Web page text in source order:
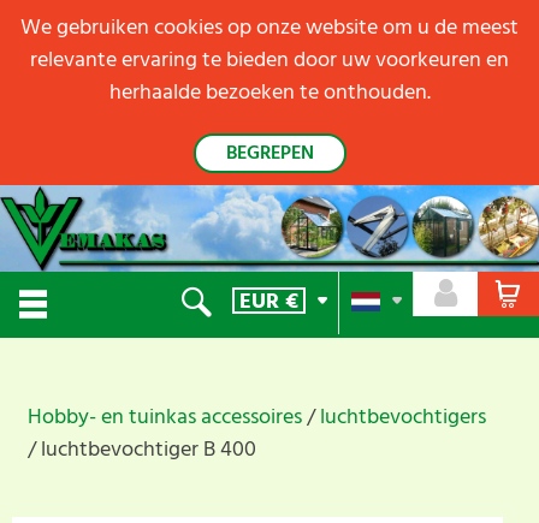
EUR€
Hobby- en tuinkas accessoires luchtbevochtigers
luchtbevochtiger B 400
We gebruiken cookies op onze website om u de meest
relevante ervaring te bieden door uw voorkeuren en
herhaalde bezoeken te onthouden.
BEGREPEN